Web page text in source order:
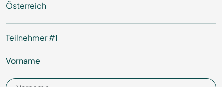
Österreich
Teilnehmer #1
Vorname